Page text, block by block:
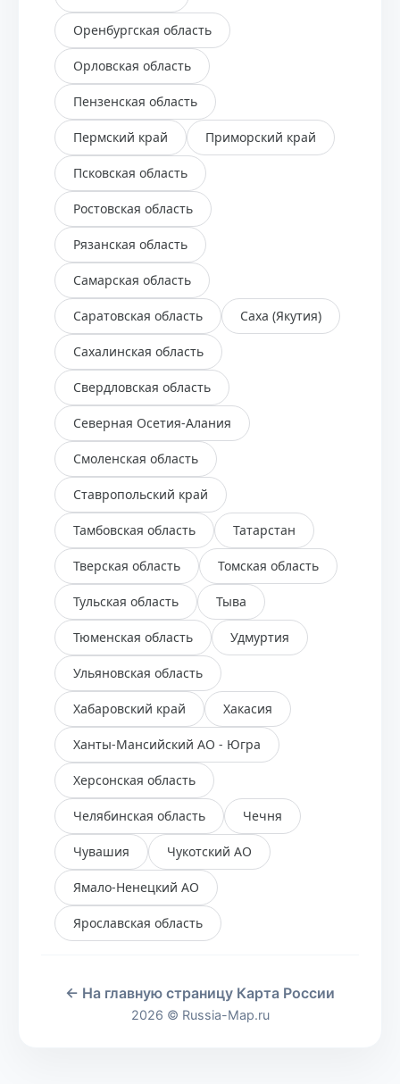
Оренбургская область
Орловская область
Пензенская область
Пермский край Приморский край
Псковская область
Ростовская область
Рязанская область
Самарская область
Саратовская область Саха (Якутия)
Сахалинская область
Свердловская область
Северная Осетия-Алания
Смоленская область
Ставропольский край
Тамбовская область Татарстан
Тверская область Томская область
Тульская область Тыва
Тюменская область Удмуртия
Ульяновская область
Хабаровский край Хакасия
Ханты-Мансийский АО - Югра
Херсонская область
Челябинская область Чечня
Чувашия Чукотский АО
Ямало-Ненецкий АО
Ярославская область
← На главную страницу Карта России
2026 © Russia-Map.ru